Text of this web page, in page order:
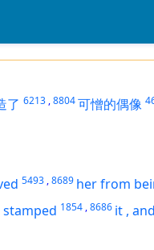
了 6213 ,8804可憎的偶像
5493 ,8689 her from
stamped 1854 ,8686 it ,